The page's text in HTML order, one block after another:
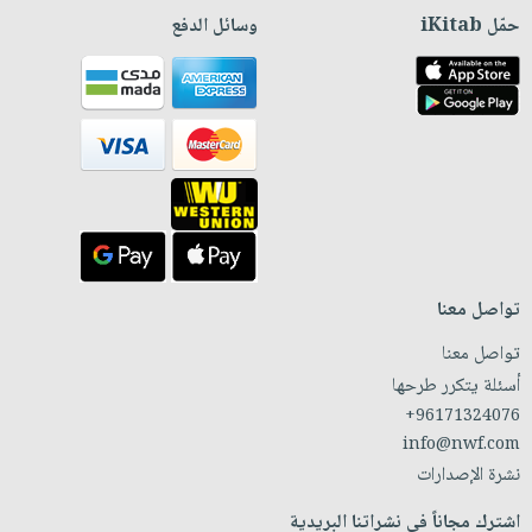
حمّل iKitab وسائل الدفع
تواصل معنا
تواصل معنا
أسئلة يتكرر طرحها
+96171324076
info@nwf.com
نشرة الإصدارات
اشترك مجاناً في نشراتنا البريدية